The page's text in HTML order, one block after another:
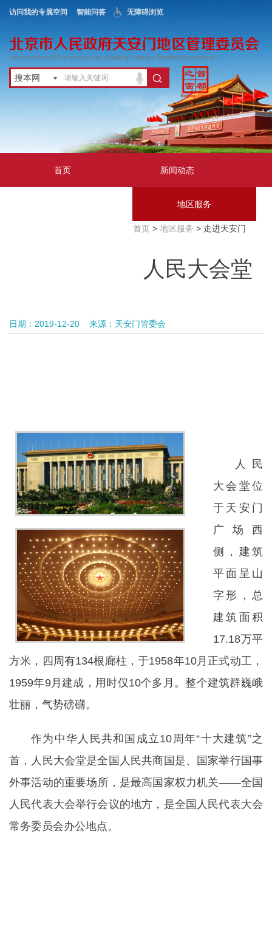
访问我的专属空间 智能问答 无障碍浏览
搜本网
首页 新闻动态
地区服务
首页> 地区服务 > 走进天安门
人民大会堂
日期：2019-12-20 来源：天安门管委会
人民
大会堂位
于天安门
广场西
侧，建筑
平面呈山
字形，总
建筑面积
17.18万平
方米，四周有134根廊柱，于1958年10月正式动工，
1959年9月建成，用时仅10个多月。整个建筑群巍峨
壮丽，气势磅礴。
作为中华人民共和国成立10周年“十大建筑”之
首，人民大会堂是全国人民共商国是、国家举行国事
外事活动的重要场所，是最高国家权力机关——全国
人民代表大会举行会议的地方，是全国人民代表大会
常务委员会办公地点。